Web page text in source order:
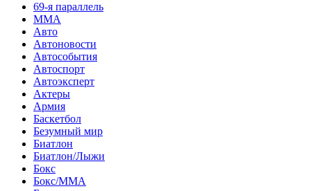
69-я параллель
MMA
Авто
Автоновости
Автособытия
Автоспорт
Автоэксперт
Актеры
Армия
Баскетбол
Безумный мир
Биатлон
Биатлон/Лыжи
Бокс
Бокс/MMA